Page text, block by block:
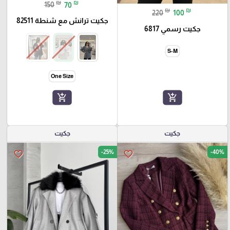
220 ₪ 100 ₪
جكيت رسمي 6817
S-M
add_shopping_cart
150 ₪ 70 ₪
جكيت ترانش مع شنطة 82511
One Size
add_shopping_cart
جكيت
favorite_border -40%
جكيت
favorite_border -25%